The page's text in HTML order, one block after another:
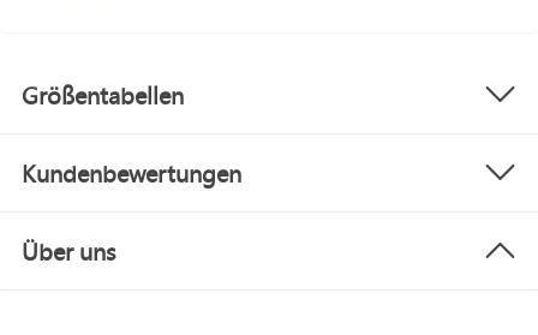
Größentabellen
Kundenbewertungen
Über uns